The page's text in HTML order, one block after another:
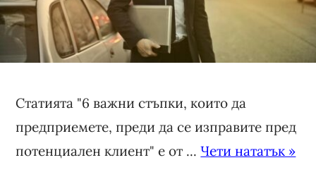
Статията "6 важни стъпки, които да
предприемете, преди да се изправите пред
потенциален клиент" е от ...Чети нататък »